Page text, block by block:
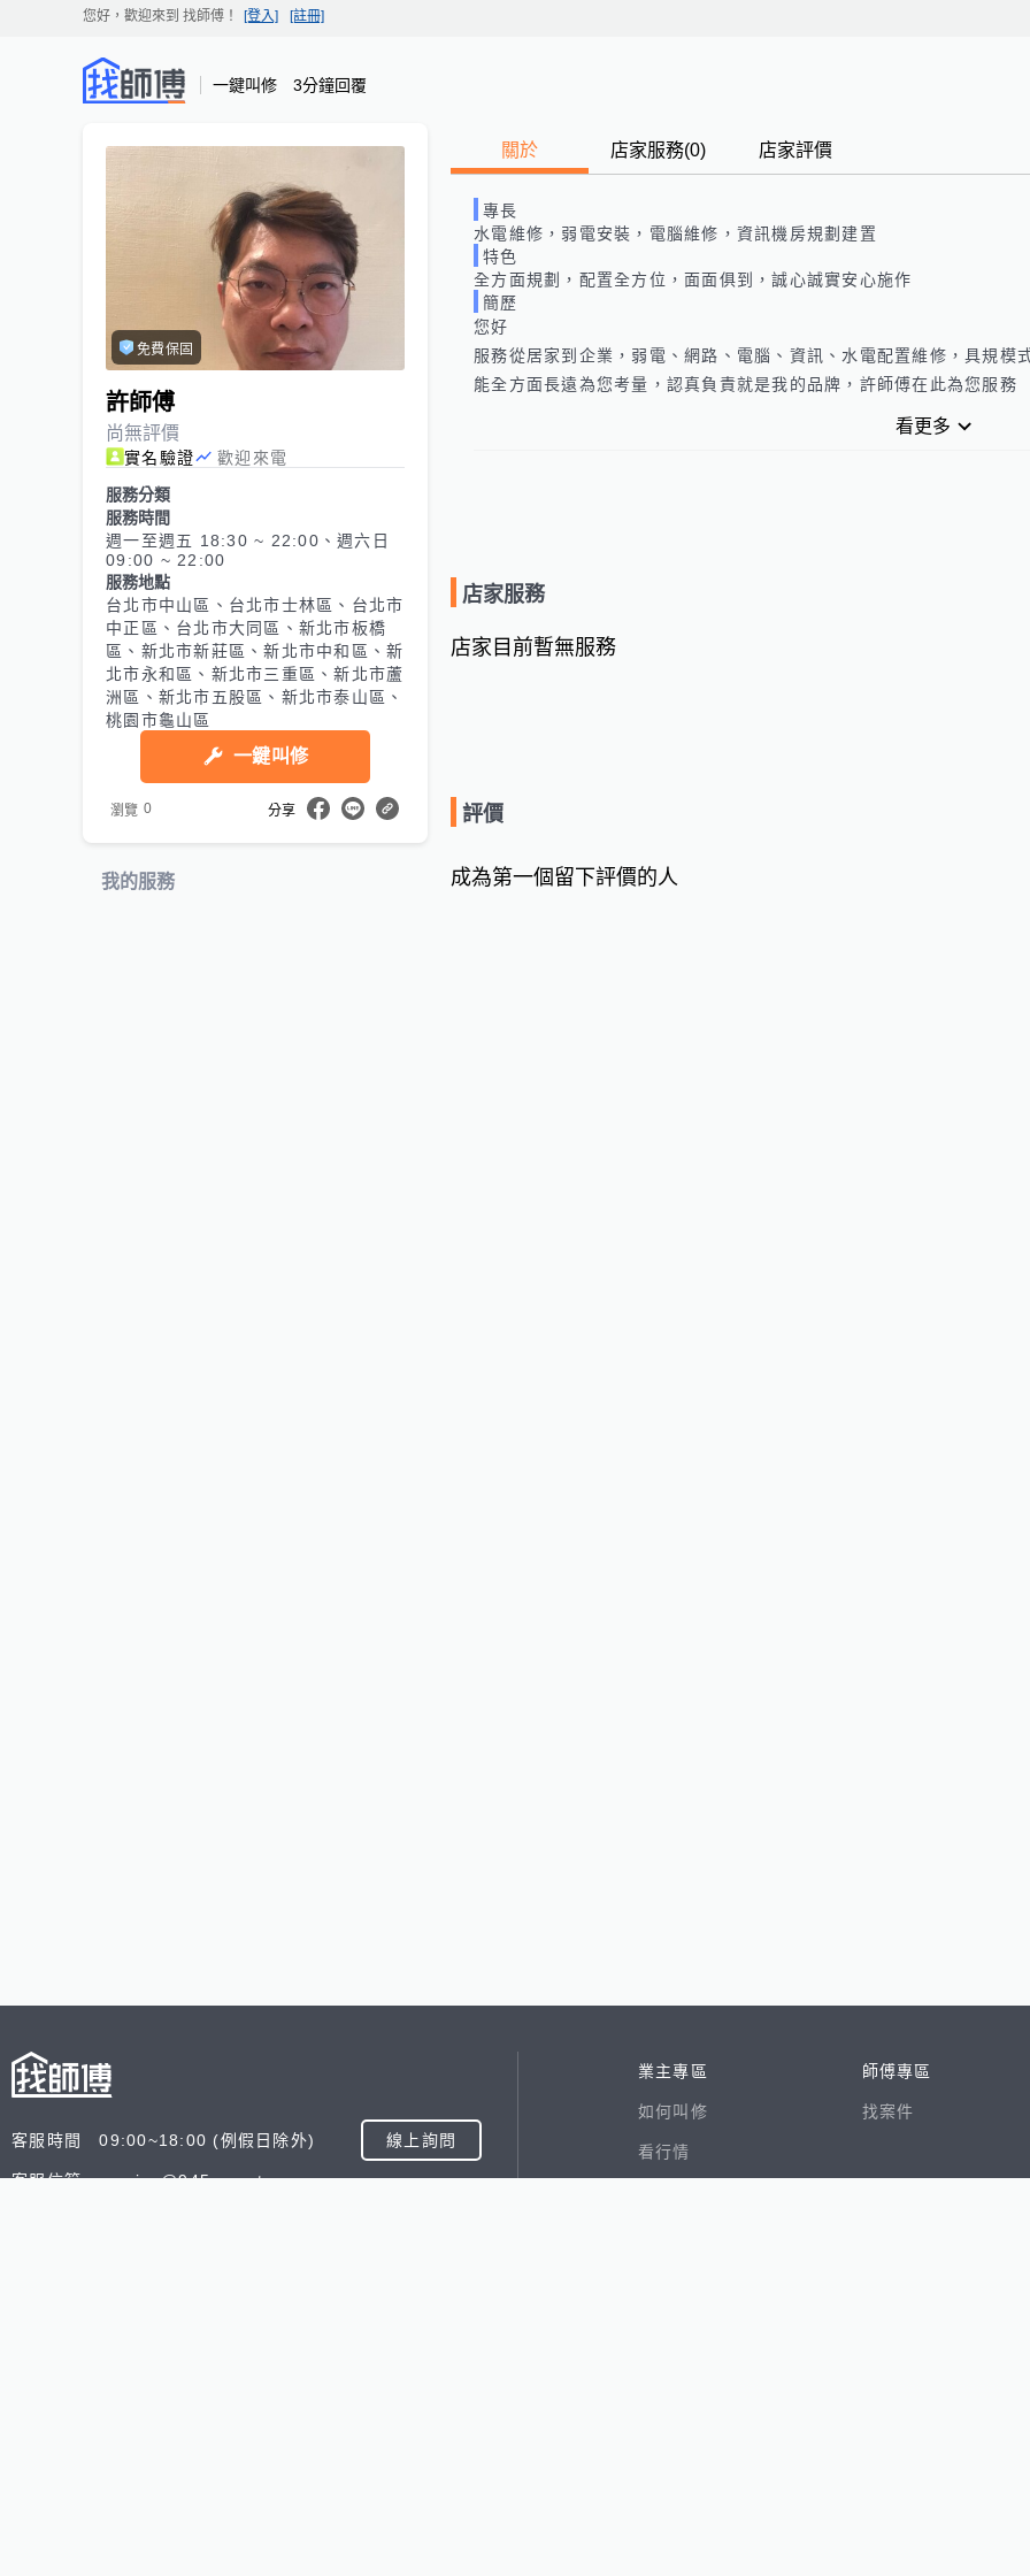
您好，歡迎來到 找師傅 ！ [登入] [註冊]
一鍵叫修 3分鐘回覆
免費保固
許師傅
尚無評價
實名驗證
歡迎來電
服務分類
服務時間
週一至週五 18:30 ~ 22:00、週六日
09:00 ~ 22:00
服務地點
台北市中山區、台北市士林區、台北市
中正區、台北市大同區、新北市板橋
區、新北市新莊區、新北市中和區、新
北市永和區、新北市三重區、新北市蘆
洲區、新北市五股區、新北市泰山區、
桃園市龜山區
一鍵叫修
瀏覽 0 分享
我的服務
關於 店家服務(0) 店家評價
專長
水電維修，弱電安裝，電腦維修，資訊機房規劃建置
特色
全方面規劃，配置全方位，面面俱到，誠心誠實安心施作
簡歷
您好
服務從居家到企業，弱電、網路、電腦、資訊、水電配置維修，具規模
能全方面長遠為您考量，認真負責就是我的品牌，許師傅在此為您服務
看更多
店家服務
店家目前暫無服務
評價
成為第一個留下評價的人
客服時間 09:00~18:00 (例假日除外) 線上詢問
客服信箱 service@945.com.tw
業主專區
如何叫修
看行情
師傅專區
找案件